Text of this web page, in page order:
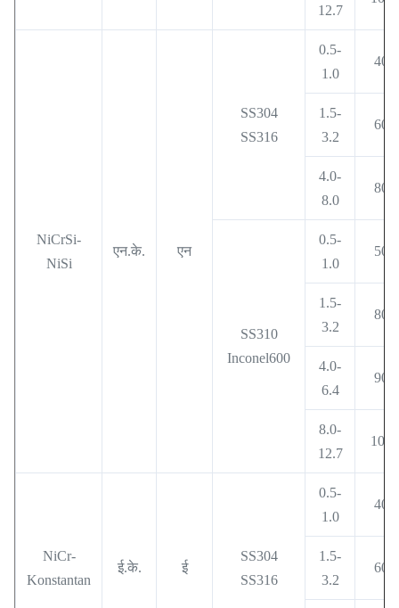
12.7
NiCrSi-
NiSi
एन.के. एन
SS304
SS316
0.5-
1.0
400
1.5-
3.2
600
4.0-
8.0
800
SS310
Inconel600
0.5-
1.0
500
1.5-
3.2
800
4.0-
6.4
900
8.0-
12.7
1000
NiCr-
Konstantan
ई.के. ई
SS304
SS316
0.5-
1.0
400
1.5-
3.2
600